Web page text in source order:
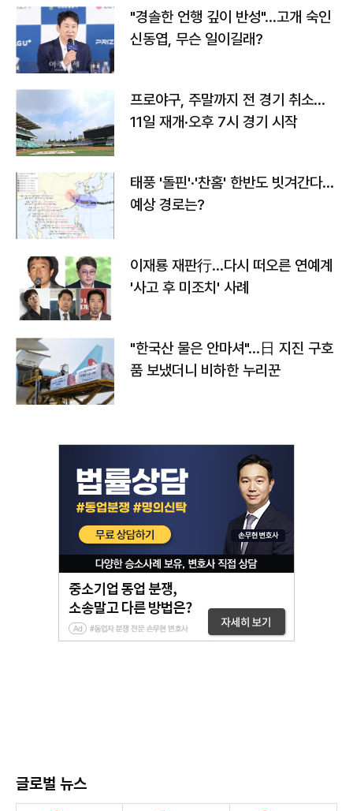
"경솔한 언행 깊이 반성"…고개 숙인
신동엽, 무슨 일이길래?
프로야구, 주말까지 전 경기 취소…
11일 재개·오후 7시 경기 시작
태풍 '돌핀'·'찬홈' 한반도 빗겨간다…
예상 경로는?
이재룡 재판行…다시 떠오른 연예계
'사고 후 미조치' 사례
"한국산 물은 안마셔"…日 지진 구호
품 보냈더니 비하한 누리꾼
글로벌 뉴스